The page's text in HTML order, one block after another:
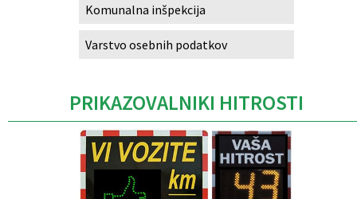
Komunalna inšpekcija
Varstvo osebnih podatkov
PRIKAZOVALNIKI HITROSTI